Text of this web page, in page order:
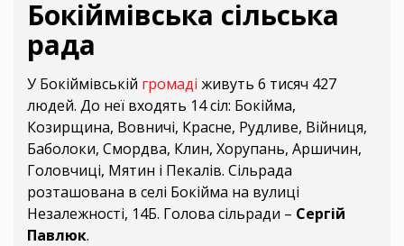
Бокіймівська сільська
рада
У Бокіймівській громаді живуть 6 тисяч 427
людей. До неї входять 14 сіл: Бокійма,
Козирщина, Вовничі, Красне, Рудливе, Війниця,
Баболоки, Смордва, Клин, Хорупань, Аршичин,
Головчиці, Мятин і Пекалів. Сільрада
розташована в селі Бокійма на вулиці
Незалежності, 14Б. Голова сільради – Сергій
Павлюк.